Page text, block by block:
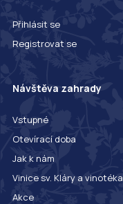
Přihlásit se
Registrovat se
Návštěva zahrady
Vstupné
Otevírací doba
Jak k nám
Vinice sv. Kláry a vinotéka
Akce